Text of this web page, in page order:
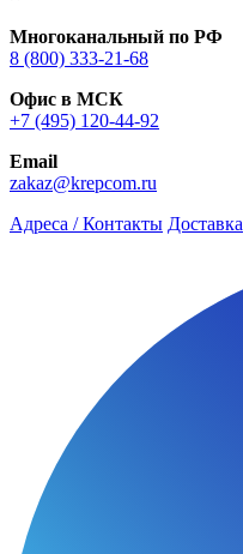
Многоканальный по РФ
8 (800) 333‑21-68
Офис в МСК
+7 (495) 120-44-92
Email
zakaz@krepcom.ru
Адреса / Контакты Доставка